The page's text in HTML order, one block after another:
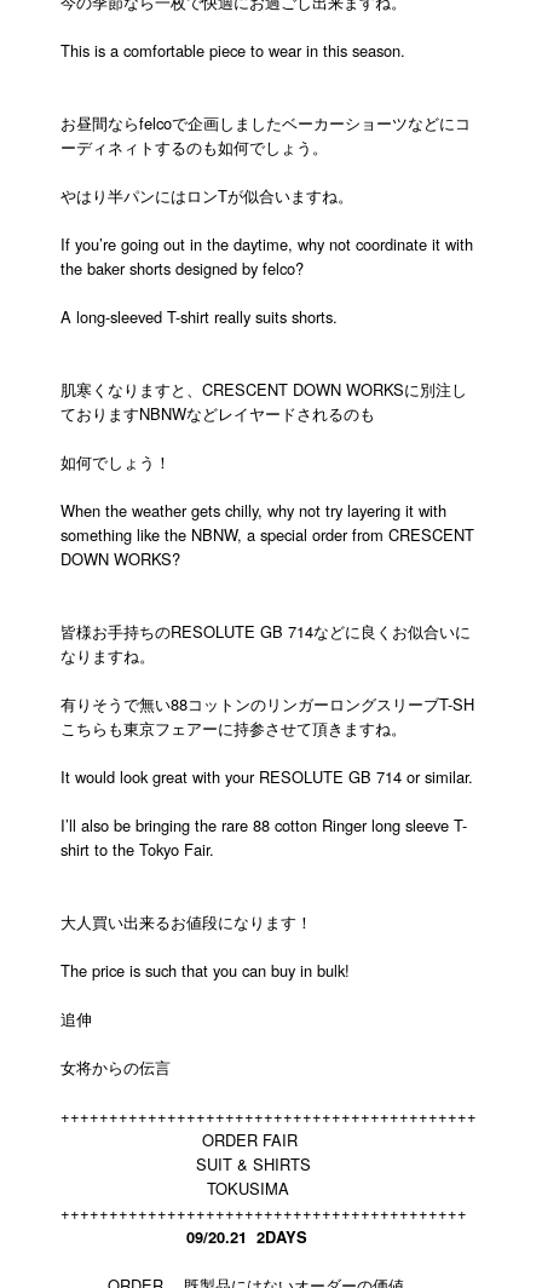
This is a comfortable piece to wear in this season.
お昼間ならfelcoで企画しましたベーカーショーツなどにコ
ーディネィトするのも如何でしょう。
やはり半パンにはロンTが似合いますね。
If you’re going out in the daytime, why not coordinate it with
the baker shorts designed by felco?
A long-sleeved T-shirt really suits shorts.
肌寒くなりますと、CRESCENT DOWN WORKSに別注し
ておりますNBNWなどレイヤードされるのも
如何でしょう！
When the weather gets chilly, why not try layering it with
something like the NBNW, a special order from CRESCENT
DOWN WORKS?
皆様お手持ちのRESOLUTE GB 714などに良くお似合いに
なりますね。
有りそうで無い88コットンのリンガーロングスリーブT-SH
こちらも東京フェアーに持参させて頂きますね。
It would look great with your RESOLUTE GB 714 or similar.
I’ll also be bringing the rare 88 cotton Ringer long sleeve T-
shirt to the Tokyo Fair.
大人買い出来るお値段になります！
The price is such that you can buy in bulk!
追伸
女将からの伝言
+++++++++++++++++++++++++++++++++++++++++++
ORDER FAIR
SUIT & SHIRTS
TOKUSIMA
++++++++++++++++++++++++++++++++++++++++++
09/20.21 2DAYS